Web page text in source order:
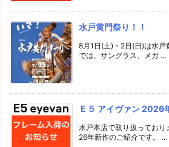
水戸黄門祭り！！
8月1日(土)・2日(日)は水
では、サングラス、メガ ...
Ｅ５ アイヴァン 2026
水戸本店で取り扱ってお
26年新作のご紹介です。 ...